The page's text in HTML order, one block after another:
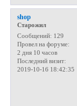
shop
Старожил
Сообщений: 129
Провел на форуме:
2 дня 10 часов
Последний визит:
2019-10-16 18:42:35